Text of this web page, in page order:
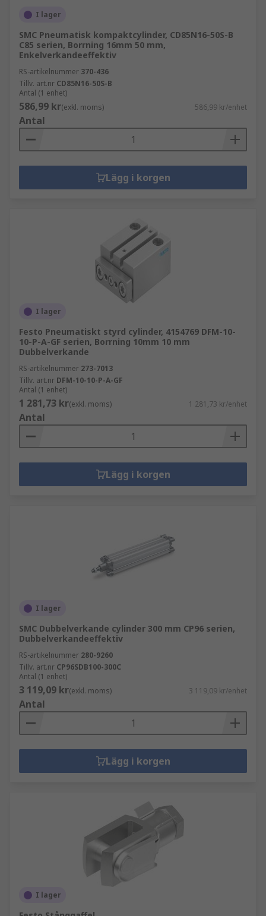
I lager
SMC Pneumatisk kompaktcylinder, CD85N16-50S-B
C85 serien, Borrning 16mm 50 mm,
Enkelverkandeeffektiv
RS-artikelnummer 370-436
Tillv. art.nr CD85N16-50S-B
Antal (1 enhet)
586,99 kr(exkl. moms) 586,99 kr/enhet
Antal
Lägg i korgen
I lager
Festo Pneumatiskt styrd cylinder, 4154769 DFM-10-
10-P-A-GF serien, Borrning 10mm 10 mm
Dubbelverkande
RS-artikelnummer 273-7013
Tillv. art.nr DFM-10-10-P-A-GF
Antal (1 enhet)
1 281,73 kr(exkl. moms) 1 281,73 kr/enhet
Antal
Lägg i korgen
I lager
SMC Dubbelverkande cylinder 300 mm CP96 serien,
Dubbelverkandeeffektiv
RS-artikelnummer 280-9260
Tillv. art.nr CP96SDB100-300C
Antal (1 enhet)
3 119,09 kr(exkl. moms) 3 119,09 kr/enhet
Antal
Lägg i korgen
I lager